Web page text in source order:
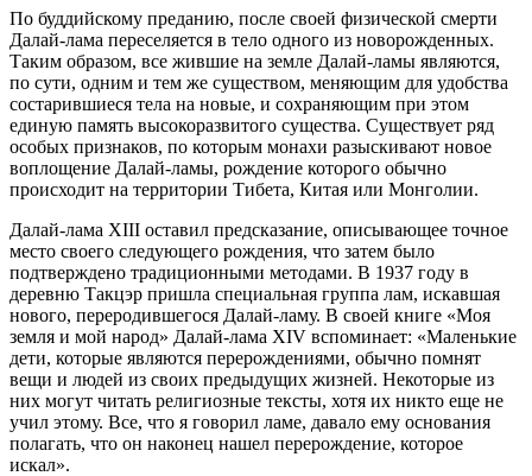
По буддийскому преданию, после своей физической смерти
Далай-лама переселяется в тело одного из новорожденных.
Таким образом, все жившие на земле Далай-ламы являются,
по сути, одним и тем же существом, меняющим для удобства
состарившиеся тела на новые, и сохраняющим при этом
единую память высокоразвитого существа. Существует ряд
особых признаков, по которым монахи разыскивают новое
воплощение Далай-ламы, рождение которого обычно
происходит на территории Тибета, Китая или Монголии.
Далай-лама XIII оставил предсказание, описывающее точное
место своего следующего рождения, что затем было
подтверждено традиционными методами. В 1937 году в
деревню Такцэр пришла специальная группа лам, искавшая
нового, переродившегося Далай-ламу. В своей книге «Моя
земля и мой народ» Далай-лама XIV вспоминает: «Маленькие
дети, которые являются перерождениями, обычно помнят
вещи и людей из своих предыдущих жизней. Некоторые из
них могут читать религиозные тексты, хотя их никто еще не
учил этому. Все, что я говорил ламе, давало ему основания
полагать, что он наконец нашел перерождение, которое
искал».